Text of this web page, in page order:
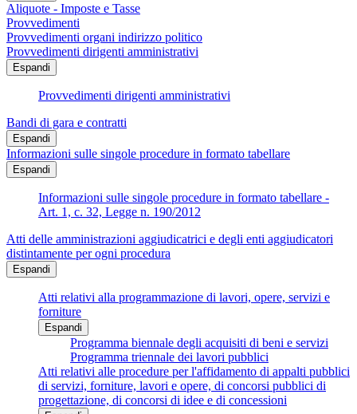
Aliquote - Imposte e Tasse
Provvedimenti
Provvedimenti organi indirizzo politico
Provvedimenti dirigenti amministrativi
Espandi
Provvedimenti dirigenti amministrativi
Bandi di gara e contratti
Espandi
Informazioni sulle singole procedure in formato tabellare
Espandi
Informazioni sulle singole procedure in formato tabellare -
Art. 1, c. 32, Legge n. 190/2012
Atti delle amministrazioni aggiudicatrici e degli enti aggiudicatori
distintamente per ogni procedura
Espandi
Atti relativi alla programmazione di lavori, opere, servizi e
forniture
Espandi
Programma biennale degli acquisiti di beni e servizi
Programma triennale dei lavori pubblici
Atti relativi alle procedure per l'affidamento di appalti pubblici
di servizi, forniture, lavori e opere, di concorsi pubblici di
progettazione, di concorsi di idee e di concessioni